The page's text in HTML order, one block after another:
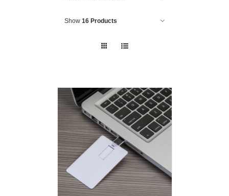
Show 16 Products